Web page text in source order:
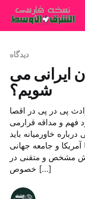
دیدگاه
ایرانی می
شویم؟
پی در پی در اقصا
فهم و مداقه قرارمی
خاورمیانه باید
و جامعه جهانی
مشخص و متقنی در
خصوص […]